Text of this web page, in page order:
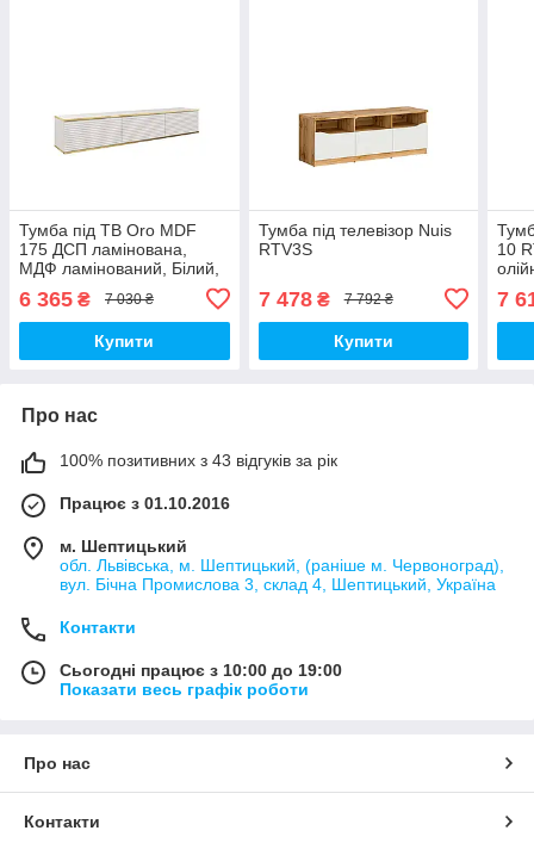
Тумба під ТВ Oro MDF
175 ДСП ламінована,
МДФ ламінований, Білий,
графіт
6 365 ₴ 7 030 ₴
Купити
Тумба під телевізор Nuis
RTV3S
7 478₴ 7 792 ₴
Купити
10
7
Про нас
100% позитивних з 43 відгуків за рік
Працює з 01.10.2016
м. Шептицький
обл. Львівська, м. Шептицький, (раніше м. Червоноград),
вул. Бічна Промислова 3, склад 4, Шептицький, Україна
Контакти
Сьогодні працює з 10:00 до 19:00
Показати весь графік роботи
Про нас
Контакти